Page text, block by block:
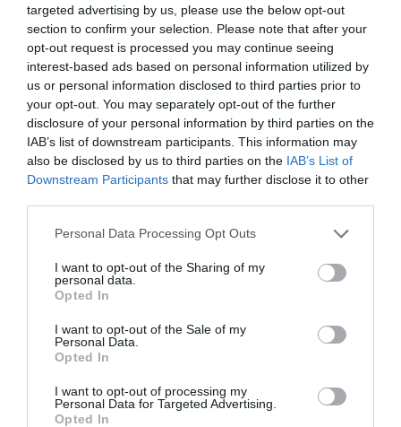
targeted advertising by us, please use the below opt-out
section to confirm your selection. Please note that after your
opt-out request is processed you may continue seeing
interest-based ads based on personal information utilized by
us or personal information disclosed to third parties prior to
your opt-out. You may separately opt-out of the further
disclosure of your personal information by third parties on the
IAB’s list of downstream participants. This information may
also be disclosed by us to third parties on the IAB’s List of
Downstream Participants that may further disclose it to other
Please note that this website/app uses one or more Google
not limited to your visit or usage behaviour. You may click to
grant or deny consent to Google and its third-party tags to
use your data for below specified purposes in below Google
consent section.
Personal Data Processing Opt Outs
I want to opt-out of the Sharing of my
personal data.
Opted In
I want to opt-out of the Sale of my
Personal Data.
Opted In
I want to opt-out of processing my
Personal Data for Targeted Advertising.
Opted In
Το σήκωσε στο ΣΕΦ!
Σήμερα στέφθηκε και τυπικά πρωταθλητής ο
Παναθηναϊκός στο πρωτάθλημα πινγκ πονγκ γυναικών στο
ΣΕΦ έπειτα από 52 χρόνια. Στη δεύτερη θέση τερμάτισαν οι
άνδρες.